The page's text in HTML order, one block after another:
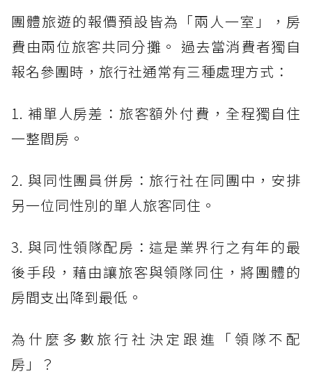
團體旅遊的報價預設皆為「兩人一室」，房
費由兩位旅客共同分攤。 過去當消費者獨自
報名參團時，旅行社通常有三種處理方式：
1. 補單人房差：旅客額外付費，全程獨自住
一整間房。
2. 與同性團員併房：旅行社在同團中，安排
另一位同性別的單人旅客同住。
3. 與同性領隊配房：這是業界行之有年的最
後手段，藉由讓旅客與領隊同住，將團體的
房間支出降到最低。
為什麼多數旅行社決定跟進「領隊不配
房」？